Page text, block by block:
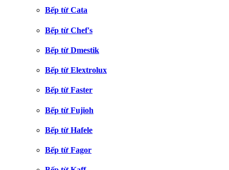
Bếp từ Cata
Bếp từ Chef's
Bếp từ Dmestik
Bếp từ Elextrolux
Bếp từ Faster
Bếp từ Fujioh
Bếp từ Hafele
Bếp từ Fagor